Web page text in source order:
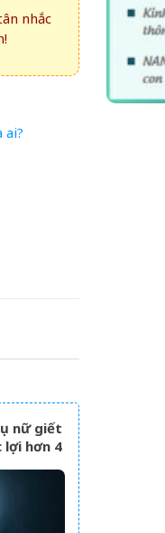
nhắc
ai?
nữ giết
hơn 4